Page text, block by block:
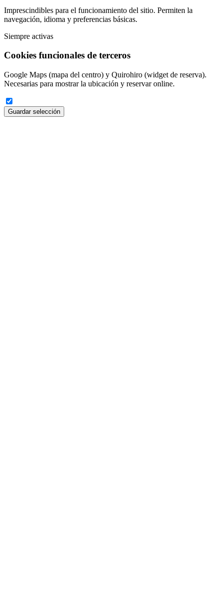
Imprescindibles para el funcionamiento del sitio. Permiten la
navegación, idioma y preferencias básicas.
Siempre activas
Cookies funcionales de terceros
Google Maps (mapa del centro) y Quirohiro (widget de reserva).
Necesarias para mostrar la ubicación y reservar online.
Guardar selección